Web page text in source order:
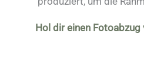
Hol dir einen Fotoabzug